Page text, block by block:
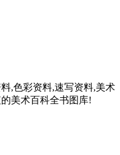
,色彩资料,速写资料,美术
美术百科全书图库!